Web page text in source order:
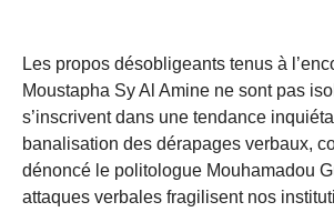
Les propos désobligeants tenus à
Moustapha Sy Al Amine ne sont pas
s’inscrivent dans une tendance
banalisation des dérapages verbaux,
dénoncé le politologue Mouhamadou
attaques verbales fragilisent nos